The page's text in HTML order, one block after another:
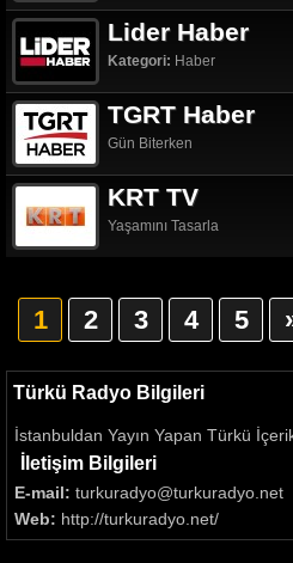
Lider Haber
Kategori: Haber
TGRT Haber
Gün Biterken
KRT TV
Yaşamını Tasarla
1 2 3 4 5
Türkü Radyo Bilgileri
İstanbuldan Yayın Yapan Türkü
İletişim Bilgileri
E-mail: turkuradyo@turkuradyo.net
Web: http://turkuradyo.net/